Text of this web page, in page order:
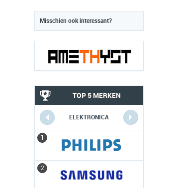
Misschien ook interessant?
TOP 5 MERKEN
ELEKTRONICA
1
2